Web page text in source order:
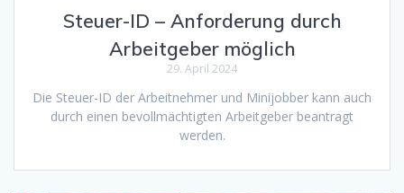
Steuer-ID – Anforderung durch
Arbeitgeber möglich
29. April 2024
Die Steuer-ID der Arbeitnehmer und Minijobber kann auch
durch einen bevollmächtigten Arbeitgeber beantragt
werden.